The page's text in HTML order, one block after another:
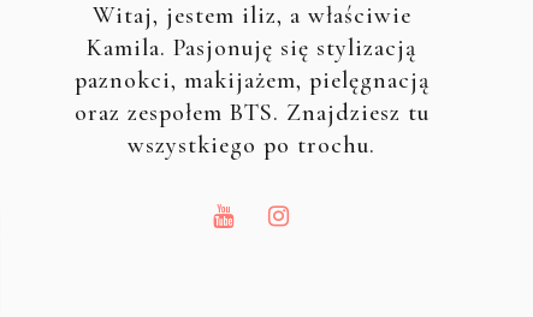
Witaj, jestem iliz, a właściwie
Kamila. Pasjonuję się stylizacją
paznokci, makijażem, pielęgnacją
oraz zespołem BTS. Znajdziesz tu
wszystkiego po trochu.